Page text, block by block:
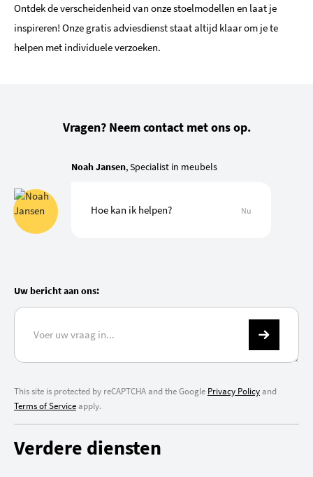
Ontdek de verscheidenheid van onze stoelmodellen en laat je
inspireren! Onze gratis adviesdienst staat altijd klaar om je te
helpen met individuele verzoeken.
Vragen? Neem contact met ons op.
Noah Jansen, Specialist in meubels
Hoe kan ik helpen? Nu
Uw bericht aan ons:
This site is protected by reCAPTCHA and the Google Privacy Policyand
Terms of Serviceapply.
Verdere diensten